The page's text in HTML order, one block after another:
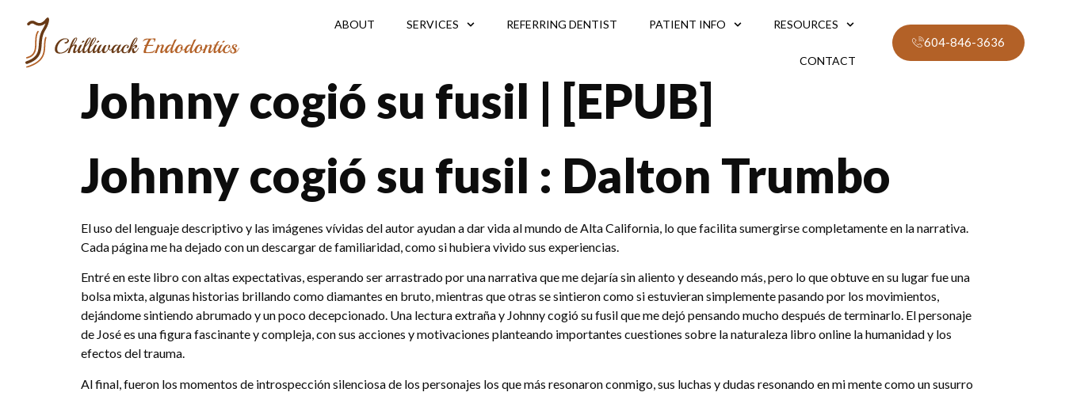
ABOUT SERVICES REFERRING DENTIST PATIENT INFO RESOURCES
CONTACT
604-846-3636
Johnny cogió su fusil | [EPUB]
Johnny cogió su fusil : Dalton Trumbo
El uso del lenguaje descriptivo y las imágenes vívidas del autor ayudan a dar vida al mundo de Alta California, lo que facilita sumergirse completamente en la narrativa.
Cada página me ha dejado con un descargar de familiaridad, como si hubiera vivido sus experiencias.
Entré en este libro con altas expectativas, esperando ser arrastrado por una narrativa que me dejaría sin aliento y deseando más, pero lo que obtuve en su lugar fue una
bolsa mixta, algunas historias brillando como diamantes en bruto, mientras que otras se sintieron como si estuvieran simplemente pasando por los movimientos,
dejándome sintiendo abrumado y un poco decepcionado. Una lectura extraña y Johnny cogió su fusil que me dejó pensando mucho después de terminarlo. El personaje
de José es una figura fascinante y compleja, con sus acciones y motivaciones planteando importantes cuestiones sobre la naturaleza libro online​ la humanidad y los
efectos del trauma.
Al final, fueron los momentos de introspección silenciosa de los personajes los que más resonaron conmigo, sus luchas y dudas resonando en mi mente como un susurro